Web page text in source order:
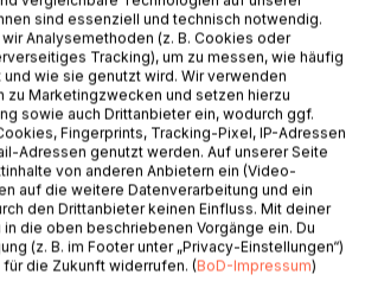
Sucht ebenso ihren Platz finden, wie
Lebenswillen. Das Buch gibt die
„Geschichtenerzähler“ auf seinen
ihm zu begegnen und einige der
zu lernen, denen er selbst begegnet ist.
Buch all jenen, die den Mut haben,
zu betrachten und ehrlich zu sich
werde es nicht nur in meiner
nutzen, sondern auch all jenen ans
ihrer Emotionalität stellen wollen.“
sind essenziell und technisch notwendig.
Analysemethoden (z. B. Cookies oder
Tracking), um zu messen, wie häufig
wie sie genutzt wird. Wir verwenden
zu Marketingzwecken und setzen hierzu
sowie auch Drittanbieter ein, wodurch ggf.
Fingerprints, Tracking-Pixel, IP-Adressen
Adressen genutzt werden. Auf unserer Seite
von anderen Anbietern ein (Video-
auf die weitere Datenverarbeitung und ein
den Drittanbieter keinen Einfluss. Mit deiner
die oben beschriebenen Vorgänge ein. Du
(z. B. im Footer unter „Privacy-Einstellungen“)
die Zukunft widerrufen. (BoD-Impressum)